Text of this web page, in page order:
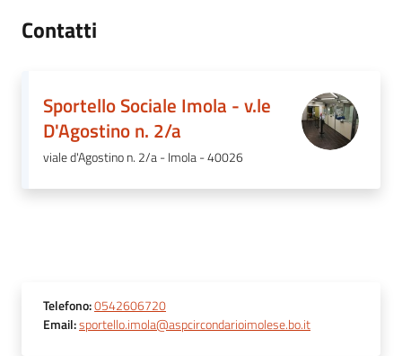
Tutti
argomenti
Contatti
Sportello Sociale Imola - v.le
D'Agostino n. 2/a
viale d'Agostino n. 2/a - Imola - 40026
Telefono:0542606720
Email:sportello.imola@aspcircondarioimolese.bo.it